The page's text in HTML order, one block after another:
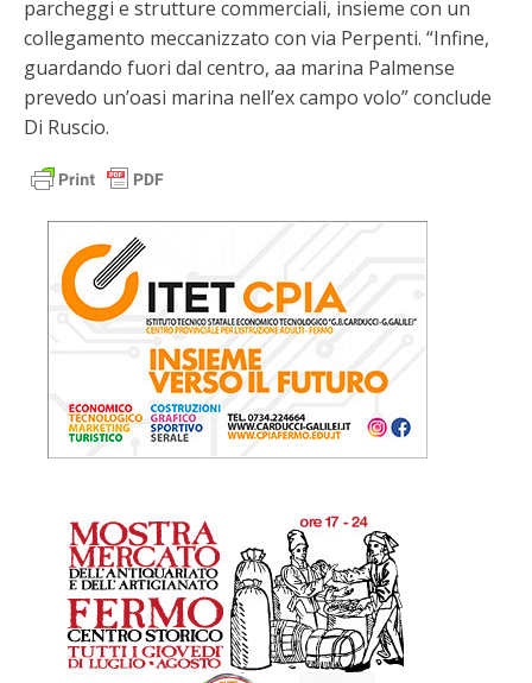
parcheggi e strutture commerciali, insieme con un
collegamento meccanizzato con via Perpenti. “Infine,
guardando fuori dal centro, aa marina Palmense
prevedo un’oasi marina nell’ex campo volo” conclude
Di Ruscio.